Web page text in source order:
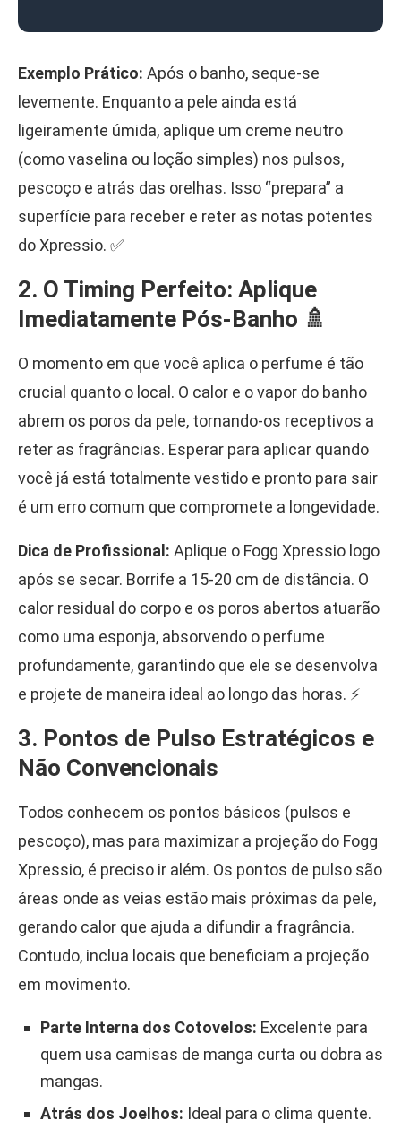
Exemplo Prático: Após o banho, seque-se
levemente. Enquanto a pele ainda está
ligeiramente úmida, aplique um creme neutro
(como vaselina ou loção simples) nos pulsos,
pescoço e atrás das orelhas. Isso “prepara” a
superfície para receber e reter as notas potentes
do Xpressio. ✅
2. O Timing Perfeito: Aplique
Imediatamente Pós-Banho 🚿
O momento em que você aplica o perfume é tão
crucial quanto o local. O calor e o vapor do banho
abrem os poros da pele, tornando-os receptivos a
reter as fragrâncias. Esperar para aplicar quando
você já está totalmente vestido e pronto para sair
é um erro comum que compromete a longevidade.
Dica de Profissional: Aplique o Fogg Xpressio logo
após se secar. Borrife a 15-20 cm de distância. O
calor residual do corpo e os poros abertos atuarão
como uma esponja, absorvendo o perfume
profundamente, garantindo que ele se desenvolva
e projete de maneira ideal ao longo das horas. ⚡
3. Pontos de Pulso Estratégicos e
Não Convencionais
Todos conhecem os pontos básicos (pulsos e
pescoço), mas para maximizar a projeção do Fogg
Xpressio, é preciso ir além. Os pontos de pulso são
áreas onde as veias estão mais próximas da pele,
gerando calor que ajuda a difundir a fragrância.
Contudo, inclua locais que beneficiam a projeção
em movimento.
Parte Interna dos Cotovelos: Excelente para
quem usa camisas de manga curta ou dobra as
mangas.
Atrás dos Joelhos: Ideal para o clima quente.